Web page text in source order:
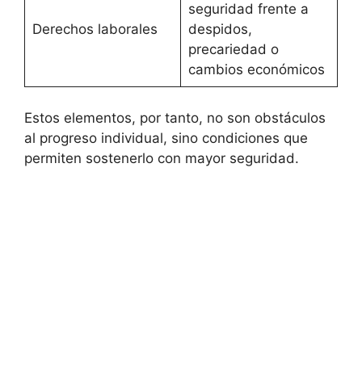
Derechos laborales
seguridad frente a
despidos,
precariedad o
cambios económicos
Estos elementos, por tanto, no son obstáculos
al progreso individual, sino condiciones que
permiten sostenerlo con mayor seguridad.